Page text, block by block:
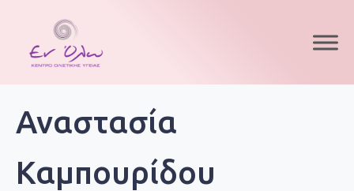
Αναστασία
Καμπουρίδου